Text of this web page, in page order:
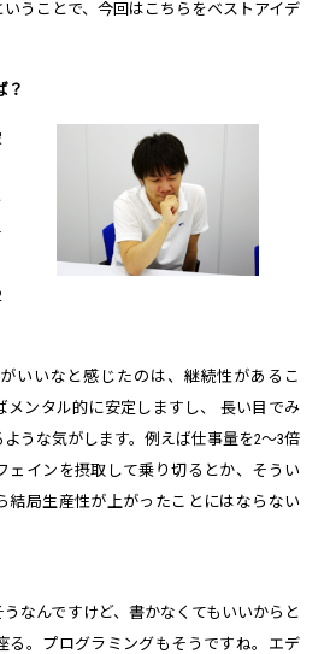
うことで、今回はこちらをベストアイデ
？
いいなと感じたのは、継続性があるこ
メンタル的に安定しますし、 長い目でみ
うな気がします。例えば仕事量を2〜3倍
ェインを摂取して乗り切るとか、そうい
結局生産性が上がったことにはならない
なんですけど、書かなくてもいいからと
る。プログラミングもそうですね。エデ